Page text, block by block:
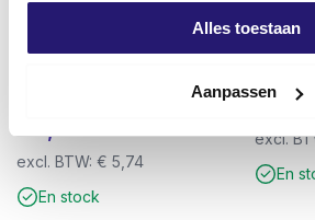
Alles toestaan
Aanpassen
Plaques de remplissage 4mm
excl. BTW: € 5,74
En stock
Foret à
4,40
excl.
En